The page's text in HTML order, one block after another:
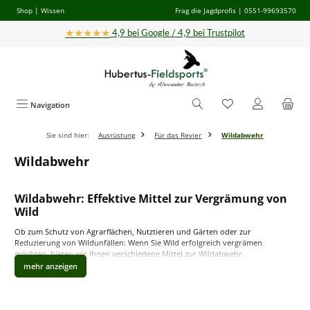
Zum Hauptinhalt springen
Shop | Wissen Frag die Jagdprofis | 0551-99693570
★★★★★ 4,9 bei Google / 4,9 bei Trustpilot
Navigation
Sie sind hier: Ausrüstung Für das Revier Wildabwehr
Wildabwehr
Wildabwehr: Effektive Mittel zur Vergrämung von
Wild
Ob zum Schutz von Agrarflächen, Nutztieren und Gärten oder zur
Reduzierung von Wildunfällen: Wenn Sie Wild erfolgreich vergrämen
möchten, bieten wir Ihnen verschiedene Mittel zur Wildabwehr.